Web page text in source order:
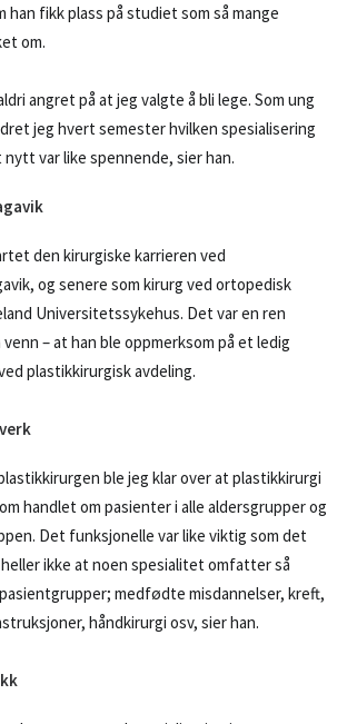
han fikk plass på studiet som så mange
om.
angret på at jeg valgte å bli lege. Som ung
jeg hvert semester hvilken spesialisering
var like spennende, sier han.
den kirurgiske karrieren ved
og senere som kirurg ved ortopedisk
Universitetssykehus. Det var en ren
– at han ble oppmerksom på et ledig
plastikkirurgisk avdeling.
ble jeg klar over at plastikkirurgi
handlet om pasienter i alle aldersgrupper og
Det funksjonelle var like viktig som det
ikke at noen spesialitet omfatter så
medfødte misdannelser, kreft,
håndkirurgi osv, sier han.